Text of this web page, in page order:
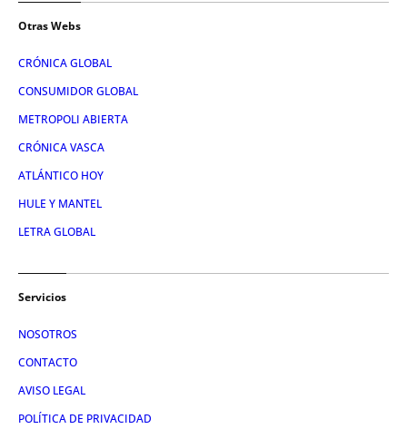
Otras Webs
CRÓNICA GLOBAL
CONSUMIDOR GLOBAL
METROPOLI ABIERTA
CRÓNICA VASCA
ATLÁNTICO HOY
HULE Y MANTEL
LETRA GLOBAL
Servicios
NOSOTROS
CONTACTO
AVISO LEGAL
POLÍTICA DE PRIVACIDAD